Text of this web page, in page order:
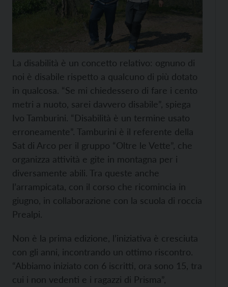
La disabilità è un concetto relativo: ognuno di
noi è disabile rispetto a qualcuno di più dotato
in qualcosa. “Se mi chiedessero di fare i cento
metri a nuoto, sarei davvero disabile”, spiega
Ivo Tamburini. “Disabilità è un termine usato
erroneamente”. Tamburini è il referente della
Sat di Arco per il gruppo “Oltre le Vette”, che
organizza attività e gite in montagna per i
diversamente abili. Tra queste anche
l’arrampicata, con il corso che ricomincia in
giugno, in collaborazione con la scuola di roccia
Prealpi.
Non è la prima edizione, l’iniziativa è cresciuta
con gli anni, incontrando un ottimo riscontro.
“Abbiamo iniziato con 6 iscritti, ora sono 15, tra
cui i non vedenti e i ragazzi di Prisma”,